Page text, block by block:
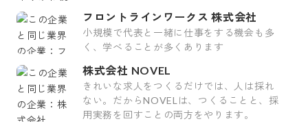
フロントラインワークス 株式会社
小規模で代表と一緒に仕事をする機会も多
く、学べることが多くあります
株式会社 NOVEL
きれいな求人をつくるだけでは、人は採れ
ない。だからNOVELは、つくることと、採
用実務を回すことの両方をやります。